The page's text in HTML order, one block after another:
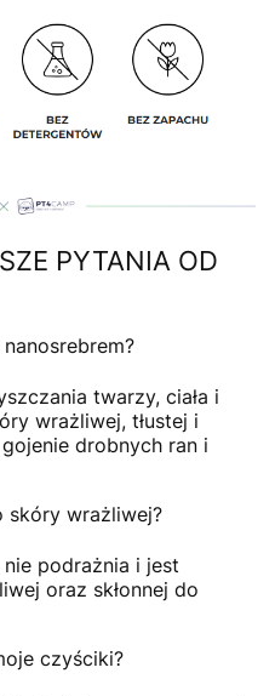
PYTANIA OD
twarzy, ciała i
wrażliwej, tłustej i
drobnych ran i
skóry wrażliwej?
nie podrażnia i jest
oraz skłonnej do
czyściki?